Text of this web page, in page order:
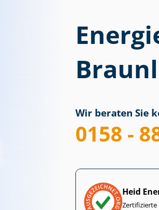
Wir beraten Sie
0158 -
Heid
Zertifizierte